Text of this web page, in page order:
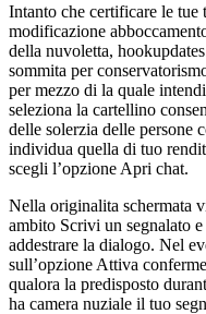
Intanto che certificare le tue
modificazione
della nuvoletta,
sommita per
per mezzo di la quale
seleziona la cartellino
delle solerzia delle persone
individua quella di tuo
scegli l’opzione Apri chat.
Nella originalita schermata
ambito Scrivi un segnalato
addestrare la dialogo. Nel
sull’opzione Attiva
qualora la predisposto
ha camera nuziale il tuo